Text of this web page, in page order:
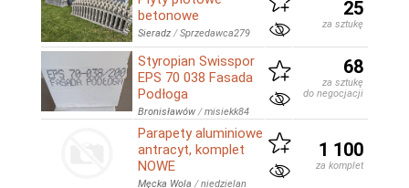
betonowe
Sieradz /Sprzedawca279
25
za sztukę
Styropian Swisspor
EPS 70 038 Fasada
Podłoga
Bronisławów /misiekk84
68
za sztukę
do negocjacji
Parapety aluminiowe
antracyt, komplet
NOWE
Męcka Wola /niedzielan
1 100
za komplet